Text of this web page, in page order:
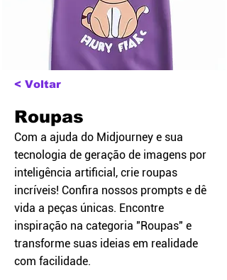
< Voltar
Roupas
Com a ajuda do Midjourney e sua
tecnologia de geração de imagens por
inteligência artificial, crie roupas
incríveis! Confira nossos prompts e dê
vida a peças únicas. Encontre
inspiração na categoria "Roupas" e
transforme suas ideias em realidade
com facilidade.